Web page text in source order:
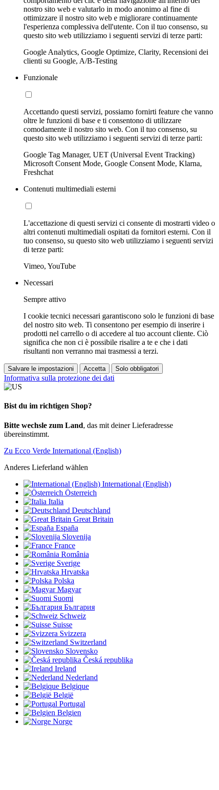
nostro sito web e valutarlo in modo anonimo al fine di
ottimizzare il nostro sito web e migliorare continuamente
l'esperienza complessiva dell'utente. Con il tuo consenso, su
questo sito web utilizziamo i seguenti servizi di terze parti:
Google Analytics, Google Optimize, Clarity, Recensioni dei
clienti su Google, A/B-Testing
Funzionale
Accettando questi servizi, possiamo fornirti feature che vanno
oltre le funzioni di base e ti consentono di utilizzare
comodamente il nostro sito web. Con il tuo consenso, su
questo sito web utilizziamo i seguenti servizi di terze parti:
Google Tag Manager, UET (Universal Event Tracking)
Microsoft Consent Mode, Google Consent Mode, Klarna,
Freshchat
Contenuti multimediali esterni
L'accettazione di questi servizi ci consente di mostrarti video o
altri contenuti multimediali ospitati da fornitori esterni. Con il
tuo consenso, su questo sito web utilizziamo i seguenti servizi
di terze parti:
Vimeo, YouTube
Necessari
Sempre attivo
I cookie tecnici necessari garantiscono solo le funzioni di base
del nostro sito web. Ti consentono per esempio di inserire i
prodotti nel carrello o di accedere al tuo account cliente. Ciò
significa che non ci è possibile risalire a te e che i dati
risultanti non verranno mai trasmessi a terzi.
Salvare le impostazioni Accetta Solo obbligatori
Informativa sulla protezione dei dati
Bist du im richtigen Shop?
Bitte wechsle zum Land, das mit deiner Lieferadresse
übereinstimmt.
Zu Ecco Verde International (English)
Anderes Lieferland wählen
International (English)
Österreich
Italia
Deutschland
Great Britain
España
Slovenija
France
România
Sverige
Hrvatska
Polska
Magyar
Suomi
България
Schweiz
Suisse
Svizzera
Switzerland
Slovensko
Česká republika
Ireland
Nederland
Belgique
België
Portugal
Belgien
Norge